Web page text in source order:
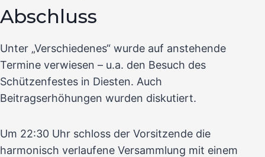
Abschluss
Unter „Verschiedenes“ wurde auf anstehende
Termine verwiesen – u.a. den Besuch des
Schützenfestes in Diesten. Auch
Beitragserhöhungen wurden diskutiert.
Um 22:30 Uhr schloss der Vorsitzende die
harmonisch verlaufene Versammlung mit einem